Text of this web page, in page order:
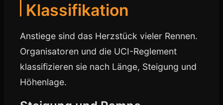
Klassifikation
Anstiege sind das Herzstück vieler Rennen.
Organisatoren und die UCI-Reglement
klassifizieren sie nach Länge, Steigung und
Höhenlage.